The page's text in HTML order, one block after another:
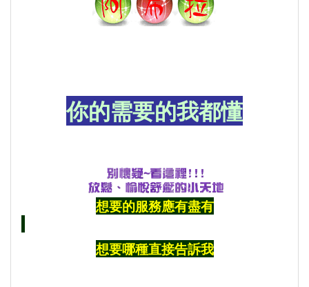
你的需要的我都懂
想要的服務應有盡有
想要哪種直接告訴我